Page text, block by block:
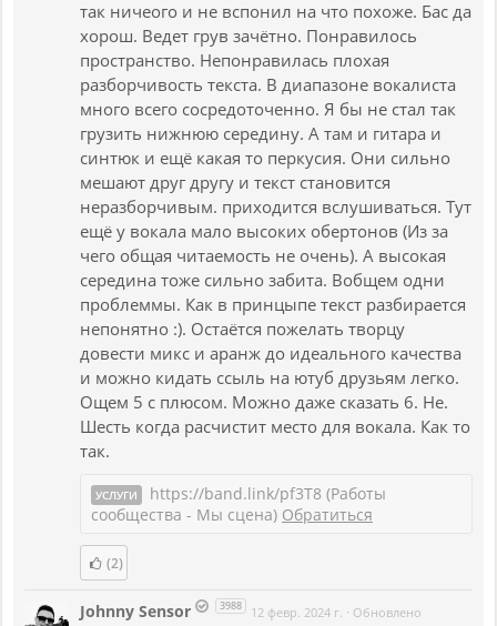
так ничеого и не вспонил на что похоже. Бас да
хорош. Ведет грув зачётно. Понравилось
пространство. Непонравилась плохая
разборчивость текста. В диапазоне вокалиста
много всего сосредоточенно. Я бы не стал так
грузить нижнюю середину. А там и гитара и
синтюк и ещё какая то перкусия. Они сильно
мешают друг другу и текст становится
неразборчивым. приходится вслушиваться. Тут
ещё у вокала мало высоких обертонов (Из за
чего общая читаемость не очень). А высокая
середина тоже сильно забита. Вобщем одни
проблеммы. Как в принцыпе текст разбирается
непонятно :). Остаётся пожелать творцу
довести микс и аранж до идеального качества
и можно кидать ссыль на ютуб друзьям легко.
Ощем 5 с плюсом. Можно даже сказать 6. Не.
Шесть когда расчистит место для вокала. Как то
так.
УСЛУГИ
https://band.link/pf3T8 (Работы
сообщества - Мы сцена) Обратиться
(2)
Johnny Sensor 3988 12 февр. 2024 г. · Обновлено